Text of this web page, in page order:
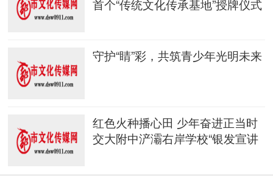
首个“传统文化传承基地”授牌仪式
守护“睛”彩，共筑青少年光明未来
红色火种播心田 少年奋进正当时
交大附中浐灞右岸学校“银发宣讲